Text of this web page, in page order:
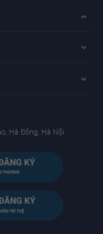
Hà Đông, Hà Nội